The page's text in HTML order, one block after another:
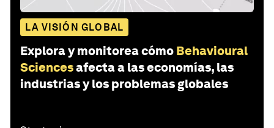
LA VISIÓN GLOBAL
Explora y monitorea cómo Behavioural
Sciencesafecta a las economías, las
industrias y los problemas globales